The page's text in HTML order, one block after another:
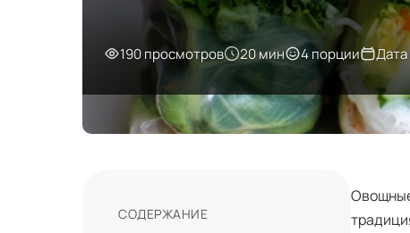
190 просмотров 20 мин 4 порции
СОДЕРЖАНИЕ